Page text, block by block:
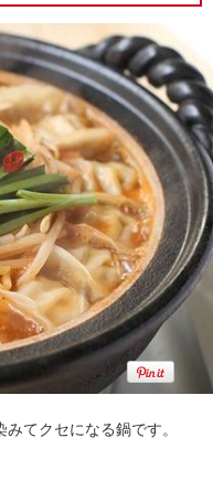
てクセになる鍋です。